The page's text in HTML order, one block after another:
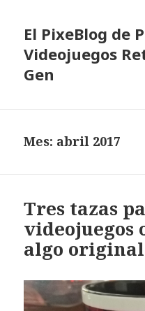
El PixeBlog de
Videojuegos
Gen
Mes: abril 2017
Tres tazas
videojuegos
algo